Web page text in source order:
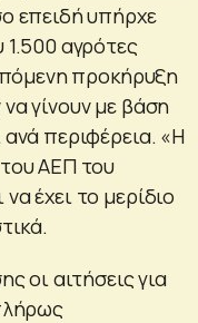
επειδή υπήρχε
αγρότες
προκήρυξη
γίνουν με βάση
περιφέρεια. «Η
ΑΕΠ του
έχει το μερίδιο
οι αιτήσεις για